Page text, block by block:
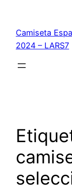
contenido
Camiseta
2024 – LARS7